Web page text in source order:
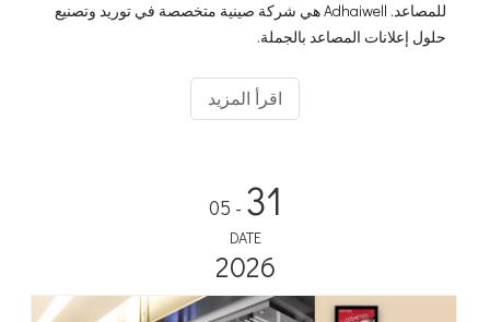
للمصاعد. Adhaiwell هي شركة صينية متخصصة في توريد وتصنيع
حلول إعلانات المصاعد بالجملة.
اقرأ المزيد
31
- 05
DATE
2026